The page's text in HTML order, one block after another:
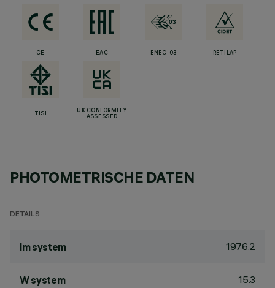
CE EAC ENEC-03 RETILAP
TISI
UK CONFORMITY
ASSESSED
PHOTOMETRISCHE DATEN
DETAILS
lm system 1976.2
W system 15.3